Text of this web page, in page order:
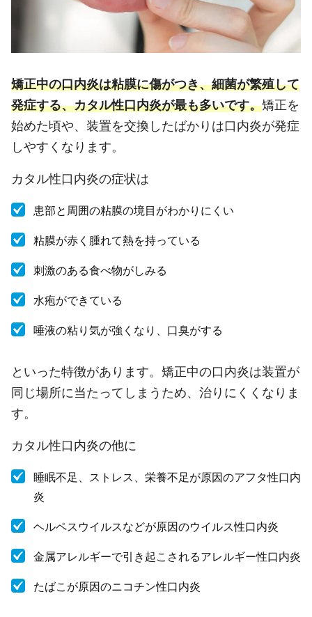
矯正中の口内炎は粘膜に傷がつき、細菌が繁殖して
発症する、カタル性口内炎が最も多いです。矯正を
始めた頃や、装置を交換したばかりは口内炎が発症
しやすくなります。
カタル性口内炎の症状は
患部と周囲の粘膜の境目がわかりにくい
粘膜が赤く腫れて熱を持っている
刺激のある食べ物がしみる
水疱ができている
唾液の粘り気が強くなり、口臭がする
といった特徴があります。矯正中の口内炎は装置が
同じ場所に当たってしまうため、治りにくくなりま
す。
カタル性口内炎の他に
睡眠不足、ストレス、栄養不足が原因のアフタ性口内
炎
ヘルペスウイルスなどが原因のウイルス性口内炎
金属アレルギーで引き起こされるアレルギー性口内炎
たばこが原因のニコチン性口内炎